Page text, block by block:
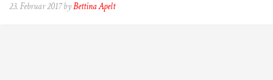
23. Februar 2017 byBettina Apelt